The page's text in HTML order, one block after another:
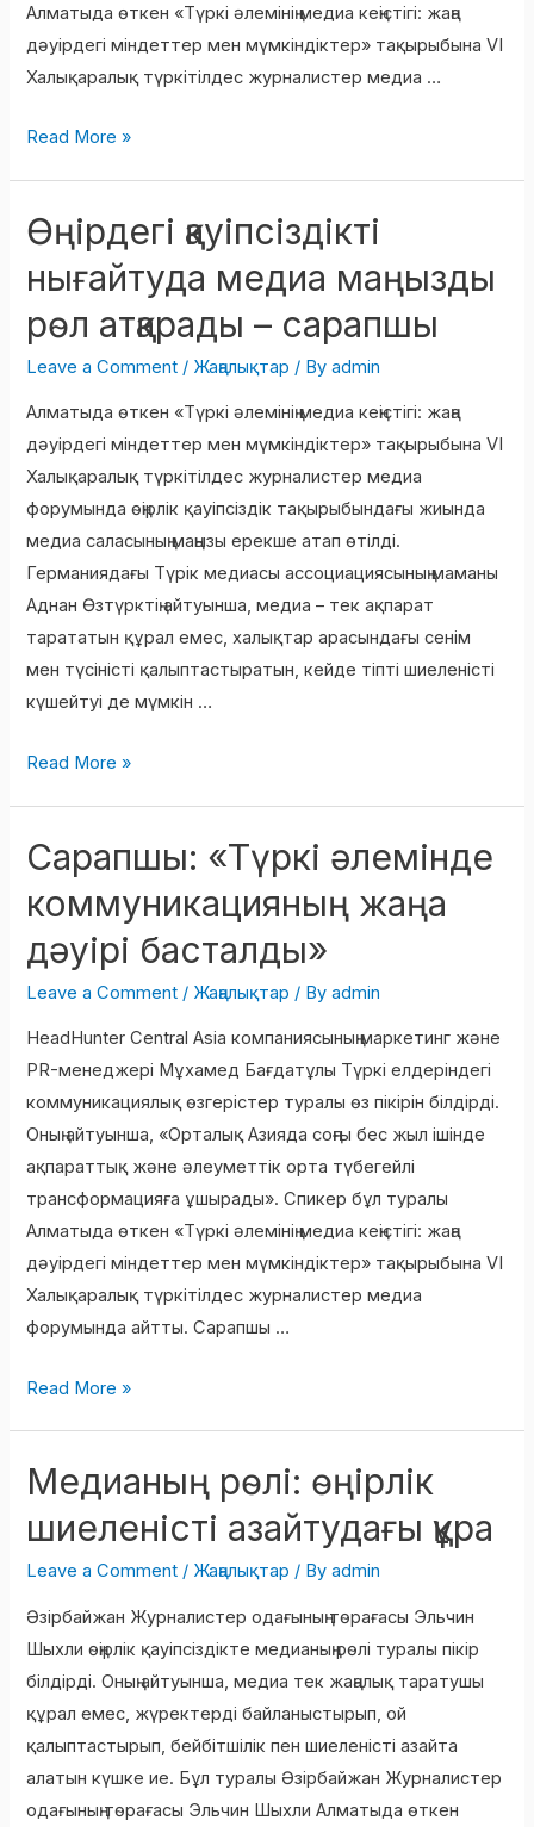
Алматыда өткен «Түркі әлемінің медиа кеңістігі: жаңа
дәуірдегі міндеттер мен мүмкіндіктер» тақырыбына VI
Халықаралық түркітілдес журналистер медиа …
Read More »
Өңірдегі қауіпсіздікті
нығайтуда медиа маңызды
рөл атқарады – сарапшы
Leave a Comment / Жаңалықтар / Byadmin
Алматыда өткен «Түркі әлемінің медиа кеңістігі: жаңа
дәуірдегі міндеттер мен мүмкіндіктер» тақырыбына VI
Халықаралық түркітілдес журналистер медиа
форумында өңірлік қауіпсіздік тақырыбындағы жиында
медиа саласының маңызы ерекше атап өтілді.
Германиядағы Түрік медиасы ассоциациясының маманы
Аднан Өзтүрктің айтуынша, медиа – тек ақпарат
тарататын құрал емес, халықтар арасындағы сенім
мен түсіністі қалыптастыратын, кейде тіпті шиеленісті
күшейтуі де мүмкін …
Өңірдегі
қауіпсіздікті
нығайтуда
медиа
маңызды
атқарады
–
сарапшы
Read More »
Сарапшы: «Түркі әлемінде
коммуникацияның жаңа
дәуірі басталды»
Leave a Comment / Жаңалықтар / Byadmin
HeadHunter Central Asia компаниясының маркетинг және
PR-менеджері Мұхамед Бағдатұлы Түркі елдеріндегі
коммуникациялық өзгерістер туралы өз пікірін білдірді.
Оның айтуынша, «Орталық Азияда соңғы бес жыл ішінде
ақпараттық және әлеуметтік орта түбегейлі
трансформацияға ұшырады». Спикер бұл туралы
Алматыда өткен «Түркі әлемінің медиа кеңістігі: жаңа
дәуірдегі міндеттер мен мүмкіндіктер» тақырыбына VI
Халықаралық түркітілдес журналистер медиа
форумында айтты. Сарапшы …
Сарапшы:
«Түркі
әлемінде
коммуникацияның
жаңа
басталды»
Read More »
Медианың рөлі: өңірлік
шиеленісті азайтудағы құра
Leave a Comment / Жаңалықтар / Byadmin
Әзірбайжан Журналистер одағының төрағасы Эльчин
Шыхли өңірлік қауіпсіздікте медианың рөлі туралы пікір
білдірді. Оның айтуынша, медиа тек жаңалық таратушы
құрал емес, жүректерді байланыстырып, ой
қалыптастырып, бейбітшілік пен шиеленісті азайта
алатын күшке ие. Бұл туралы Әзірбайжан Журналистер
одағының төрағасы Эльчин Шыхли Алматыда өткен
Медианың
өңірлік
шиеленісті
құра